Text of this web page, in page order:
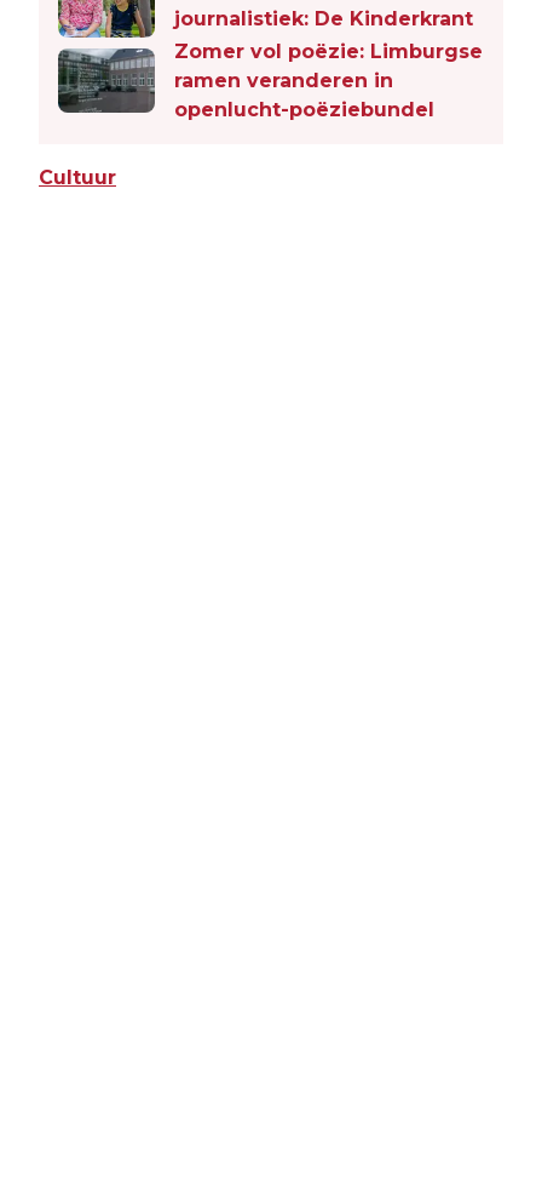
journalistiek: De Kinderkrant
Zomer vol poëzie: Limburgse
ramen veranderen in
openlucht-poëziebundel
Cultuur